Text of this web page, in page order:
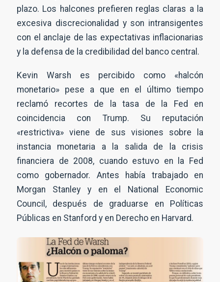
plazo. Los halcones prefieren reglas claras a la
excesiva discrecionalidad y son intransigentes
con el anclaje de las expectativas inflacionarias
y la defensa de la credibilidad del banco central.
Kevin Warsh es percibido como «halcón
monetario» pese a que en el último tiempo
reclamó recortes de la tasa de la Fed en
coincidencia con Trump. Su reputación
«restrictiva» viene de sus visiones sobre la
instancia monetaria a la salida de la crisis
financiera de 2008, cuando estuvo en la Fed
como gobernador. Antes había trabajado en
Morgan Stanley y en el National Economic
Council, después de graduarse en Políticas
Públicas en Stanford y en Derecho en Harvard.